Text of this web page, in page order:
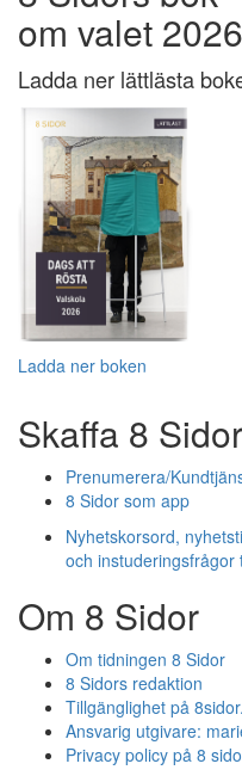
om valet 2026
Ladda ner lättlästa
Ladda ner boken
Skaffa 8 Sidor
Prenumerera/
8 Sidor som app
Nyhetskorsord,
och instuderingsfrågor
Om 8 Sidor
Om tidningen 8 Sidor
8 Sidors redaktion
Tillgänglighet på
Ansvarig utgivare:
Privacy policy på 8